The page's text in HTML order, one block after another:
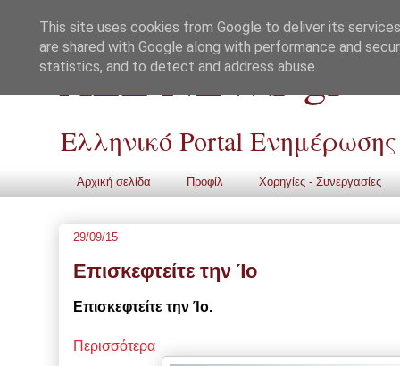
ALL NEWS gr
Ελληνικό Portal Ενημέρωσης
Αρχική σελίδα Προφίλ Χορηγίες - Συνεργασίες
29/09/15
Επισκεφτείτε την Ίο
Επισκεφτείτε την Ίο.
Περισσότερα
This site uses cookies from Google to deliver its
are shared with Google along with performance and
statistics, and to detect and address abuse.